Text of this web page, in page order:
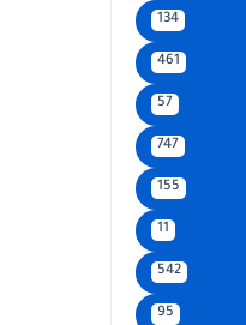
134
461
57
747
155
11
542
95